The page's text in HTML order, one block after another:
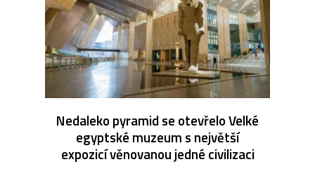
Nedaleko pyramid se otevřelo Velké
egyptské muzeum s největší
expozicí věnovanou jedné civilizaci